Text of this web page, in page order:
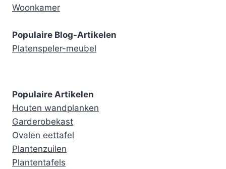
Woonkamer
Populaire Blog-Artikelen
Platenspeler-meubel
Populaire Artikelen
Houten wandplanken
Garderobekast
Ovalen eettafel
Plantenzuilen
Plantentafels